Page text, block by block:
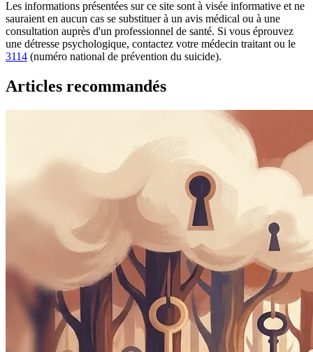
Les informations présentées sur ce site sont à visée informative et ne
sauraient en aucun cas se substituer à un avis médical ou à une
consultation auprès d'un professionnel de santé. Si vous éprouvez
une détresse psychologique, contactez votre médecin traitant ou le
3114 (numéro national de prévention du suicide).
Articles recommandés